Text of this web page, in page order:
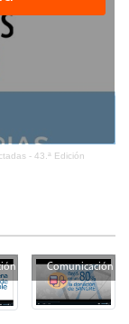
- 43.ª Edición
Comunicación